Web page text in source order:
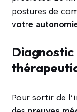
postures de
votre
Pour sortir de